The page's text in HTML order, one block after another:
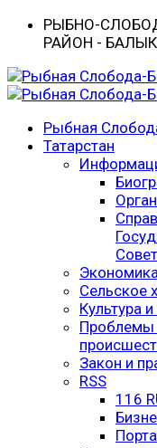
РЫБНО-
РАЙОН -
Рыбная
Татарстан
Сельское
Культура
Проблемы
Закон и
RSS
116